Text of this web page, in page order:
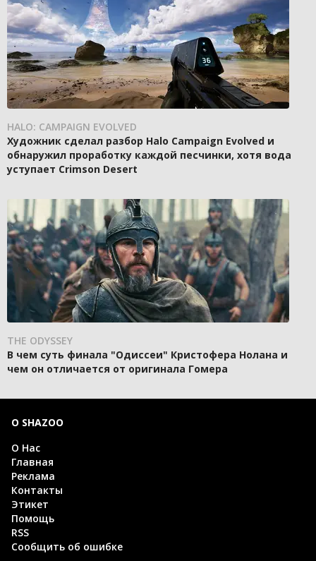
HALO: CAMPAIGN EVOLVED
Художник сделал разбор Halo Campaign Evolved и
обнаружил проработку каждой песчинки, хотя вода
уступает Crimson Desert
THE ODYSSEY
В чем суть финала "Одиссеи" Кристофера Нолана и
чем он отличается от оригинала Гомера
О SHAZOO
О Нас
Главная
Реклама
Контакты
Этикет
Помощь
RSS
Сообщить об ошибке